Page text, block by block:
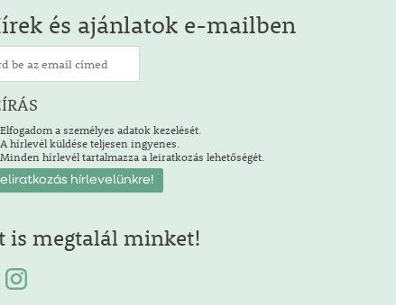
és ajánlatok e-mailben
Elfogadom a személyes adatok kezelését.
A hírlevél küldése teljesen ingyenes.
Minden hírlevél tartalmazza a leiratkozás lehetőségét.
is megtalál minket!